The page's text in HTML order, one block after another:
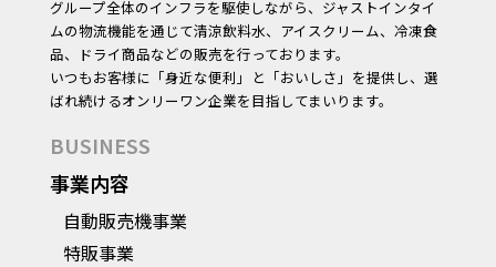
グループ全体のインフラを駆使しながら、ジャストインタイ
ムの物流機能を通じて清涼飲料水、アイスクリーム、冷凍食
品、ドライ商品などの販売を行っております。
いつもお客様に「身近な便利」と「おいしさ」を提供し、選
ばれ続けるオンリーワン企業を目指してまいります。
BUSINESS
事業内容
自動販売機事業
特販事業